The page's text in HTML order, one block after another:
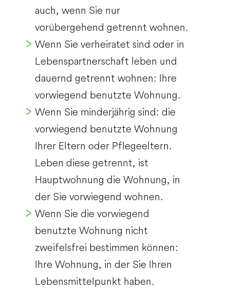
auch, wenn Sie nur
vorübergehend getrennt wohnen.
Wenn Sie verheiratet sind oder in
Lebenspartnerschaft leben und
dauernd getrennt wohnen: Ihre
vorwiegend benutzte Wohnung.
Wenn Sie minderjährig sind: die
vorwiegend benutzte Wohnung
Ihrer Eltern oder Pflegeeltern.
Leben diese getrennt, ist
Hauptwohnung die Wohnung, in
der Sie vorwiegend wohnen.
Wenn Sie die vorwiegend
benutzte Wohnung nicht
zweifelsfrei bestimmen können:
Ihre Wohnung, in der Sie Ihren
Lebensmittelpunkt haben.